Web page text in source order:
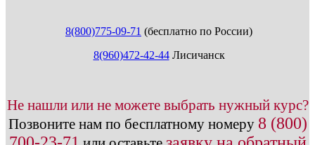
8(800)775-09-71 (бесплатно по России)
8(960)472-42-44Лисичанск
Не нашли или не можете выбрать нужный курс?
Позвоните нам по бесплатному номеру 8 (800)